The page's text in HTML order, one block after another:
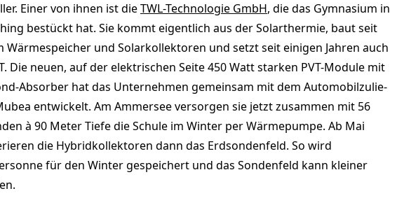
Einer von ihnen ist dieTWL-Technologie GmbH, die das Gymnasium in
bestückt hat. Sie kommt eigentlich aus der Solarthermie, baut seit
Wärmespeicher und Solarkollektoren und setzt seit einigen Jahren auch
Die neuen, auf der elektrischen Seite 450 Watt starken PVT-Module mit
Absorber hat das Unternehmen gemeinsam mit dem Automobilzulie­
entwickelt. Am Ammersee versorgen sie jetzt zusammen mit 56
à 90 Meter Tiefe die Schule im Winter per Wärmepumpe. Ab Mai
die Hybridkollektoren dann das Erdsondenfeld. So wird
für den Winter gespeichert und das Sondenfeld kann kleiner